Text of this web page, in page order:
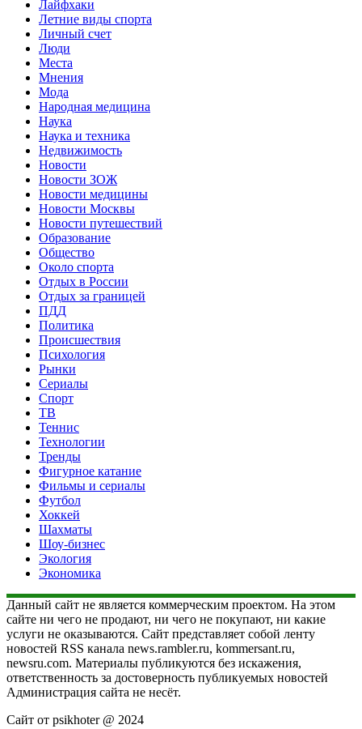
Лайфхаки
Летние виды спорта
Личный счет
Люди
Места
Мнения
Мода
Народная медицина
Наука
Наука и техника
Недвижимость
Новости
Новости ЗОЖ
Новости медицины
Новости Москвы
Новости путешествий
Образование
Общество
Около спорта
Отдых в России
Отдых за границей
ПДД
Политика
Происшествия
Психология
Рынки
Сериалы
Спорт
ТВ
Теннис
Технологии
Тренды
Фигурное катание
Фильмы и сериалы
Футбол
Хоккей
Шахматы
Шоу-бизнес
Экология
Экономика
Данный сайт не является коммерческим проектом. На этом
сайте ни чего не продают, ни чего не покупают, ни какие
услуги не оказываются. Сайт представляет собой ленту
новостей RSS канала news.rambler.ru, kommersant.ru,
newsru.com. Материалы публикуются без искажения,
ответственность за достоверность публикуемых новостей
Администрация сайта не несёт.
Сайт от psikhoter @ 2024